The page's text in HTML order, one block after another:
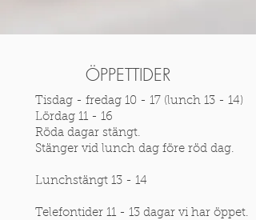
ÖPPETTIDER
Tisdag - fredag 10 - 17 (lunch 13 - 14)
Lördag 11 - 16
Röda dagar stängt.
Stänger vid lunch dag före röd dag.
Lunchstängt 13 - 14
Telefontider 11 - 13 dagar vi har öppet.